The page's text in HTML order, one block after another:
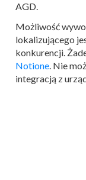
AGD.
Możliwość
lokalizującego
konkurencji.
Notione. Nie
integracją z